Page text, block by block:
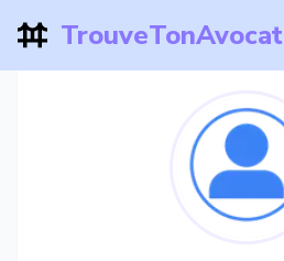
TrouveTonAvocat